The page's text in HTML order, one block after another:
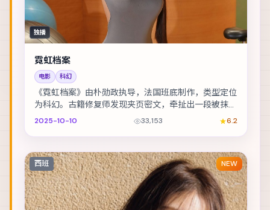
独播
霓虹档案
电影 科幻
《霓虹档案》由朴勋政执导，法国班底制作，类型定位
为科幻。古籍修复师发现夹页密文，牵扯出一段被抹去
的家族史。主演包括王凯、彭于晏、河正宇 等，表演...
2025-10-10 33,153 6.2
西班 NEW